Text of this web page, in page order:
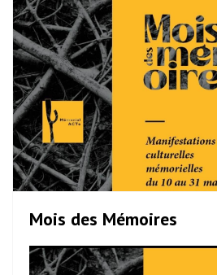
Mois des Mémoires